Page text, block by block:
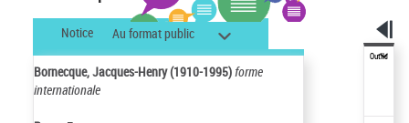
Notice Au format public
Bornecque, Jacques-Henry (1910-1995)forme
internationale
Outils